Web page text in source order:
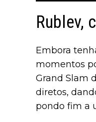
Rublev,
Embora
momentos
Grand Slam
diretos,
pondo fim a